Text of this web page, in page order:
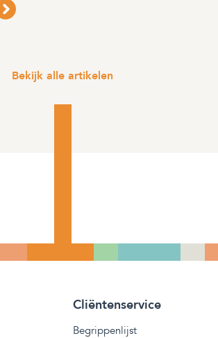
Bekijk alle artikelen
Cliëntenservice
Begrippenlijst